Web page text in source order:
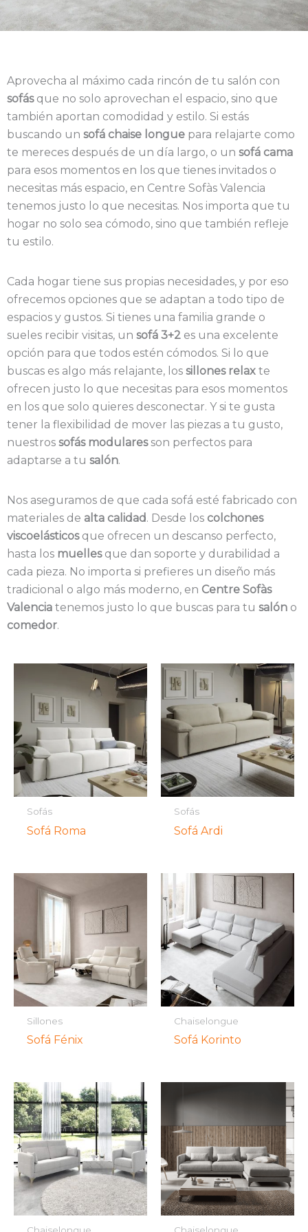
Aprovecha al máximo cada rincón de tu salón con
sofásque no solo aprovechan el espacio, sino que
también aportan comodidad y estilo. Si estás
buscando un sofá chaise longue para relajarte como
te mereces después de un día largo, o un sofá cama
para esos momentos en los que tienes invitados o
necesitas más espacio, en Centre Sofàs Valencia
tenemos justo lo que necesitas. Nos importa que tu
hogar no solo sea cómodo, sino que también refleje
tu estilo.
Cada hogar tiene sus propias necesidades, y por eso
ofrecemos opciones que se adaptan a todo tipo de
espacios y gustos. Si tienes una familia grande o
sueles recibir visitas, un sofá 3+2 es una excelente
opción para que todos estén cómodos. Si lo que
buscas es algo más relajante, los sillones relax te
ofrecen justo lo que necesitas para esos momentos
en los que solo quieres desconectar. Y si te gusta
tener la flexibilidad de mover las piezas a tu gusto,
nuestros sofás modularesson perfectos para
adaptarse a tu salón.
Nos aseguramos de que cada sofá esté fabricado con
materiales de alta calidad. Desde los colchones
viscoelásticosque ofrecen un descanso perfecto,
hasta los muellesque dan soporte y durabilidad a
cada pieza. No importa si prefieres un diseño más
tradicional o algo más moderno, en Centre Sofàs
Valencia tenemos justo lo que buscas para tu salón o
comedor.
Sofás
Sofá Roma
Sofás
Sofá Ardi
Sillones
Sofá Fénix
Chaiselongue
Sofá Korinto